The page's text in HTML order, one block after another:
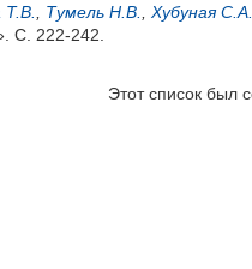
Тумель Н.В. Хубуная С.А.
С. 222-242.
Этот список был